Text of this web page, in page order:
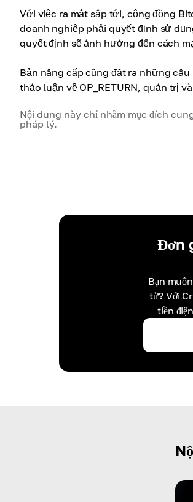
Với việc ra mắt sắp tới, cộng đồng
doanh nghiệp phải quyết định sử
quyết định sẽ ảnh hưởng đến cách
Bản nâng cấp cũng đặt ra những
thảo luận về OP_RETURN, quản trị
Nội dung này chỉ nhằm mục đích
pháp lý.
Đơn
Bạn
tử? Với
tiền